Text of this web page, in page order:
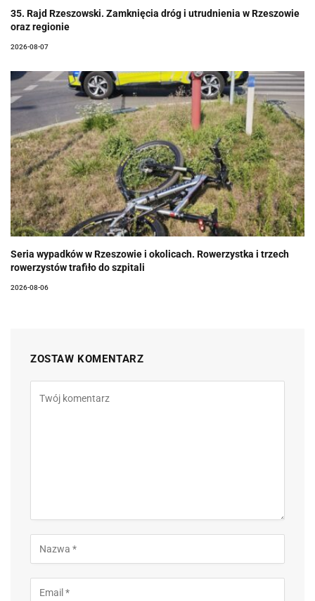
35. Rajd Rzeszowski. Zamknięcia dróg i utrudnienia w Rzeszowie
oraz regionie
2026-08-07
Seria wypadków w Rzeszowie i okolicach. Rowerzystka i trzech
rowerzystów trafiło do szpitali
2026-08-06
ZOSTAW KOMENTARZ